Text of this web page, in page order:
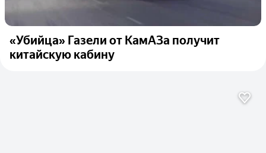
«Убийца» Газели от КамАЗа получит
китайскую кабину